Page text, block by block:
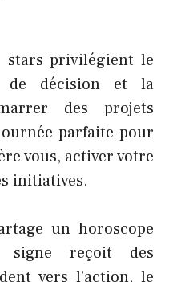
stars privilégient le
de décision et la
des projets
parfaite pour
vous, activer votre
initiatives.
un horoscope
signe reçoit des
vers l’action, le